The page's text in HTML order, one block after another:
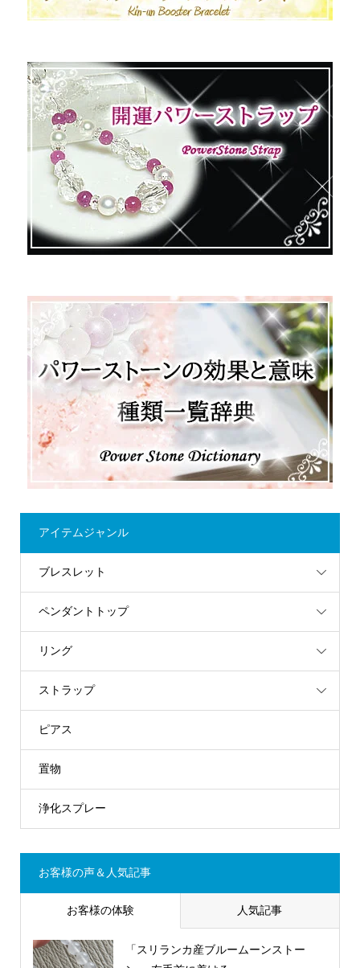
アイテムジャンル
ブレスレット
ペンダントトップ
リング
ストラップ
ピアス
置物
浄化スプレー
お客様の声＆人気記事
お客様の体験 人気記事
「スリランカ産ブルームーンストー